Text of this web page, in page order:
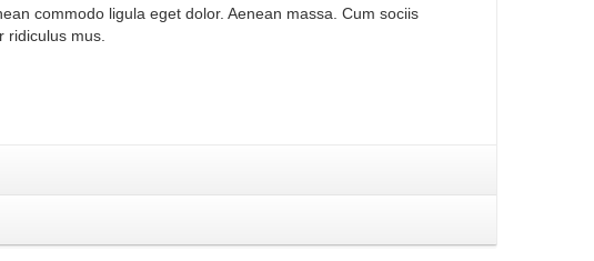
commodo ligula eget dolor. Aenean massa. Cum sociis
ridiculus mus.